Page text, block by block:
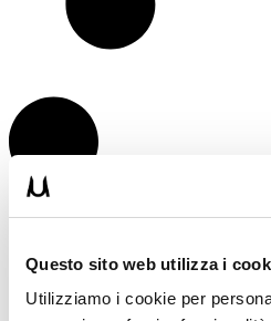
Questo sito web utilizza i
Utilizziamo i cookie per